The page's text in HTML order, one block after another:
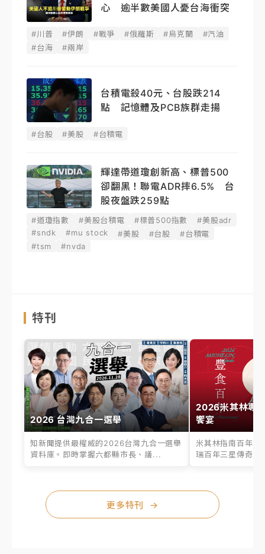
心 逾半數美國人憂台海衝突
#川普 #伊朗 #戰爭 #俄羅斯 #烏克蘭
#汽油
#台海
#兩岸
台積電殺40元、台股跌214
點 記憶體及PCB族群走揚
#台股 #美股 #台積電
輝達帶道瓊創新高、標普500
卻翻黑！聯電ADR摔6.5% 台
股夜盤跌259點
#道瓊指數 #美股台積電 #標普500指數
#美股adr
#sndk
#mu stock #美股 #台股
#台積電
#tsm
#nvda
特刊
2026 台灣九合一選舉
知新聞提供最權威的2026台灣九合一選舉
資料庫。即時掌握六都縣市長、議...
2026米其林專
饗宴
米其林指南百年之
瑞百年三星傳奇、
更多特刊 →